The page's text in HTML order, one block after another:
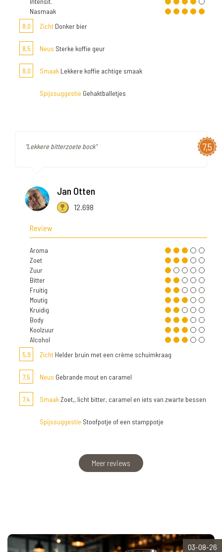
Nasmaak
8,0
Zicht Donker bier
8,5 Neus Sterke koffie geur
8,0 Smaak Lekkere koffie achtige smaak
Spijssuggestie Gehaktballetjes
7,5
"Lekkere bitterzoete bock"
Jan Otten
12.698
Review
Aroma
Zoet
Zuur
Bitter
Fruitig
Moutig
Kruidig
Body
Koolzuur
Alcohol
5,9
Zicht Helder bruin met een crème schuimkraag
7,5 Neus Gebrande mout en caramel
7,4 SmaakZoet,, licht bitter, caramel en iets van zwarte bessen
Spijssuggestie Stoofpotje of een stamppotje
Meer reviews
03-08-26